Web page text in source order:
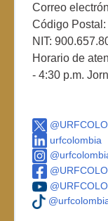
Correo
Código Postal:
NIT:
Horario de
- 4:30 p.m.
urfcolombia